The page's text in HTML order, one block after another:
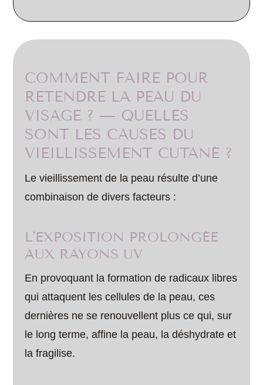
COMMENT FAIRE POUR
RETENDRE LA PEAU DU
VISAGE ? — QUELLES
SONT LES CAUSES DU
VIEILLISSEMENT CUTANÉ ?
Le vieillissement de la peau résulte d’une
combinaison de divers facteurs :
L’EXPOSITION PROLONGÉE
AUX RAYONS UV
En provoquant la formation de radicaux libres
qui attaquent les cellules de la peau, ces
dernières ne se renouvellent plus ce qui, sur
le long terme, affine la peau, la déshydrate et
la fragilise.